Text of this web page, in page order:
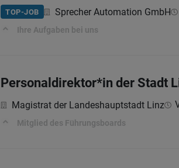
TOP-JOB Sprecher Automation GmbH
Ihre Aufgaben bei uns
Personaldirektor*in der Stadt
Magistrat der Landeshauptstadt Linz
Mitglied des Führungsboards